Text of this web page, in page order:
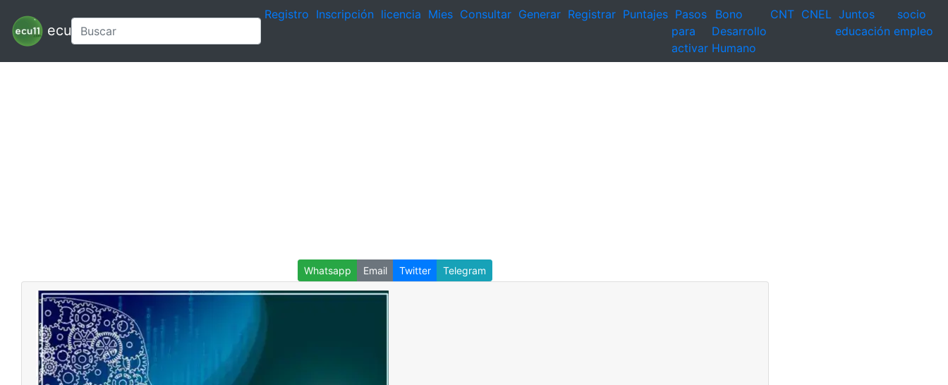
ecu11
Registro Inscripción licencia Mies Consultar Generar Registrar Puntajes Pasos
para
activar
Bono
Desarrollo
Humano
CNT CNEL Juntos
educación
socio
empleo
Whatsapp Email Twitter Telegram